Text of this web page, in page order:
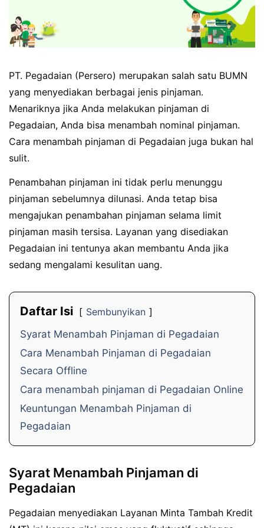
PT. Pegadaian (Persero) merupakan salah satu BUMN
yang menyediakan berbagai jenis pinjaman.
Menariknya jika Anda melakukan pinjaman di
Pegadaian, Anda bisa menambah nominal pinjaman.
Cara menambah pinjaman di Pegadaian juga bukan hal
sulit.
Penambahan pinjaman ini tidak perlu menunggu
pinjaman sebelumnya dilunasi. Anda tetap bisa
mengajukan penambahan pinjaman selama limit
pinjaman masih tersisa. Layanan yang disediakan
Pegadaian ini tentunya akan membantu Anda jika
sedang mengalami kesulitan uang.
Daftar Isi
Sembunyikan
Syarat Menambah Pinjaman di Pegadaian
Cara Menambah Pinjaman di Pegadaian
Secara Offline
Cara menambah pinjaman di Pegadaian Online
Keuntungan Menambah Pinjaman di
Pegadaian
Syarat Menambah Pinjaman di
Pegadaian
Pegadaian menyediakan Layanan Minta Tambah Kredit